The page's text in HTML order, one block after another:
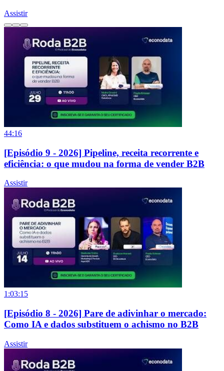
Assistir
44:16
[Episódio 9 - 2026] Pipeline, receita recorrente e
eficiência: o que mudou na forma de vender B2B
Assistir
1:03:15
[Episódio 8 - 2026] Pare de adivinhar o mercado:
Como IA e dados substituem o achismo no B2B
Assistir